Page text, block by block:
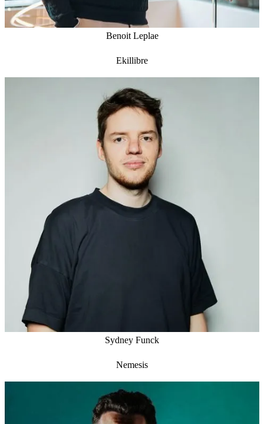
Benoit Leplae
Ekillibre
Sydney Funck
Nemesis